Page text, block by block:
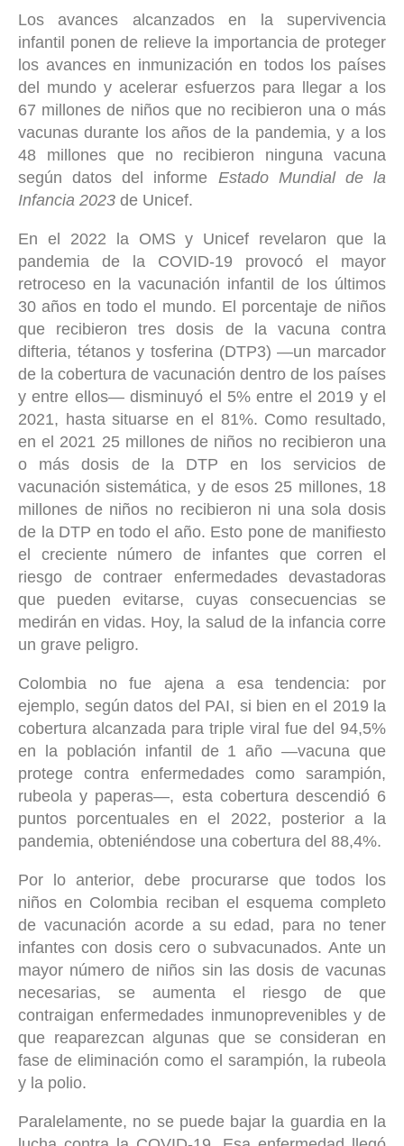
Los avances alcanzados en la supervivencia
infantil ponen de relieve la importancia de proteger
los avances en inmunización en todos los países
del mundo y acelerar esfuerzos para llegar a los
67 millones de niños que no recibieron una o más
vacunas durante los años de la pandemia, y a los
48 millones que no recibieron ninguna vacuna
según datos del informe Estado Mundial de la
Infancia 2023 de Unicef.
En el 2022 la OMS y Unicef revelaron que la
pandemia de la COVID-19 provocó el mayor
retroceso en la vacunación infantil de los últimos
30 años en todo el mundo. El porcentaje de niños
que recibieron tres dosis de la vacuna contra
difteria, tétanos y tosferina (DTP3) —un marcador
de la cobertura de vacunación dentro de los países
y entre ellos— disminuyó el 5% entre el 2019 y el
2021, hasta situarse en el 81%. Como resultado,
en el 2021 25 millones de niños no recibieron una
o más dosis de la DTP en los servicios de
vacunación sistemática, y de esos 25 millones, 18
millones de niños no recibieron ni una sola dosis
de la DTP en todo el año. Esto pone de manifiesto
el creciente número de infantes que corren el
riesgo de contraer enfermedades devastadoras
que pueden evitarse, cuyas consecuencias se
medirán en vidas. Hoy, la salud de la infancia corre
un grave peligro.
Colombia no fue ajena a esa tendencia: por
ejemplo, según datos del PAI, si bien en el 2019 la
cobertura alcanzada para triple viral fue del 94,5%
en la población infantil de 1 año —vacuna que
protege contra enfermedades como sarampión,
rubeola y paperas—, esta cobertura descendió 6
puntos porcentuales en el 2022, posterior a la
pandemia, obteniéndose una cobertura del 88,4%.
Por lo anterior, debe procurarse que todos los
niños en Colombia reciban el esquema completo
de vacunación acorde a su edad, para no tener
infantes con dosis cero o subvacunados. Ante un
mayor número de niños sin las dosis de vacunas
necesarias, se aumenta el riesgo de que
contraigan enfermedades inmunoprevenibles y de
que reaparezcan algunas que se consideran en
fase de eliminación como el sarampión, la rubeola
y la polio.
Paralelamente, no se puede bajar la guardia en la